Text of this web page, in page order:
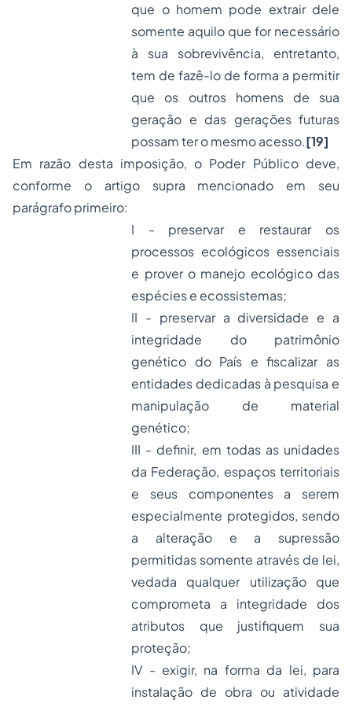
que o homem pode extrair dele
somente aquilo que for necessário
à sua sobrevivência, entretanto,
tem de fazê-lo de forma a permitir
que os outros homens de sua
geração e das gerações futuras
possam ter o mesmo acesso.[19]
Em razão desta imposição, o Poder Público deve,
conforme o artigo supra mencionado em seu
parágrafo primeiro:
I - preservar e restaurar os
processos ecológicos essenciais
e prover o manejo ecológico das
espécies e ecossistemas;
II - preservar a diversidade e a
integridade do patrimônio
genético do País e fiscalizar as
entidades dedicadas à pesquisa e
manipulação de material
genético;
III - definir, em todas as unidades
da Federação, espaços territoriais
e seus componentes a serem
especialmente protegidos, sendo
a alteração e a supressão
permitidas somente através de lei,
vedada qualquer utilização que
comprometa a integridade dos
atributos que justifiquem sua
proteção;
IV - exigir, na forma da lei, para
instalação de obra ou atividade